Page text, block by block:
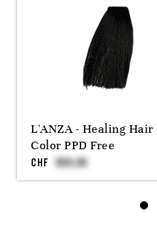
L'ANZA - Healing Hair
Color PPD Free
CHF